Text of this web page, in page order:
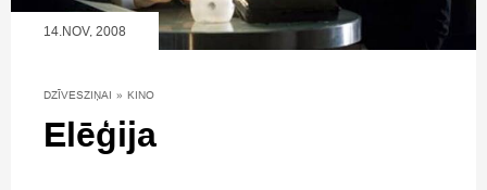
14.NOV, 2008
DZĪVESZIŅAI » KINO
Elēģija